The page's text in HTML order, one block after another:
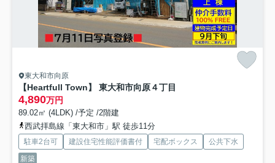
東大和市向原
【Heartfull Town】 東大和市向原４丁目
4,890万円
89.02㎡ (4LDK) /予定 /2階建
西武拝島線「東大和市」駅 徒歩11分
駐車2台可 建設住宅性能評価書付 宅配ボックス
公共下水
新築